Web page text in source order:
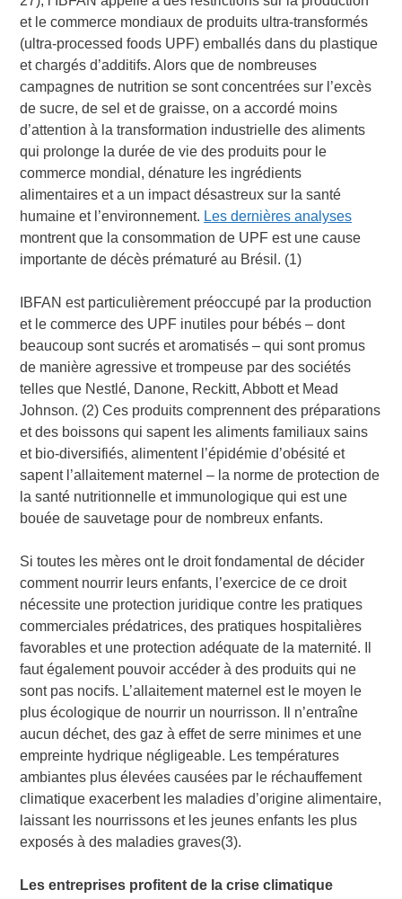
et le commerce mondiaux de produits ultra-transformés
(ultra-processed foods UPF) emballés dans du plastique
et chargés d’additifs. Alors que de nombreuses
campagnes de nutrition se sont concentrées sur l’excès
de sucre, de sel et de graisse, on a accordé moins
d’attention à la transformation industrielle des aliments
qui prolonge la durée de vie des produits pour le
commerce mondial, dénature les ingrédients
alimentaires et a un impact désastreux sur la santé
humaine et l’environnement. Les dernières analyses
montrent que la consommation de UPF est une cause
importante de décès prématuré au Brésil. (1)
IBFAN est particulièrement préoccupé par la production
et le commerce des UPF inutiles pour bébés – dont
beaucoup sont sucrés et aromatisés – qui sont promus
de manière agressive et trompeuse par des sociétés
telles que Nestlé, Danone, Reckitt, Abbott et Mead
Johnson. (2) Ces produits comprennent des préparations
et des boissons qui sapent les aliments familiaux sains
et bio-diversifiés, alimentent l’épidémie d’obésité et
sapent l’allaitement maternel – la norme de protection de
la santé nutritionnelle et immunologique qui est une
bouée de sauvetage pour de nombreux enfants.
Si toutes les mères ont le droit fondamental de décider
comment nourrir leurs enfants, l’exercice de ce droit
nécessite une protection juridique contre les pratiques
commerciales prédatrices, des pratiques hospitalières
favorables et une protection adéquate de la maternité. Il
faut également pouvoir accéder à des produits qui ne
sont pas nocifs. L’allaitement maternel est le moyen le
plus écologique de nourrir un nourrisson. Il n’entraîne
aucun déchet, des gaz à effet de serre minimes et une
empreinte hydrique négligeable. Les températures
ambiantes plus élevées causées par le réchauffement
climatique exacerbent les maladies d’origine alimentaire,
laissant les nourrissons et les jeunes enfants les plus
exposés à des maladies graves(3).
Les entreprises profitent de la crise climatique